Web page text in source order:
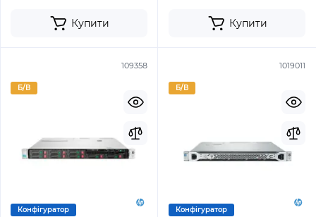
Купити Купити
109358
Б/В
Конфігуратор
1019011
Б/В
Конфігуратор